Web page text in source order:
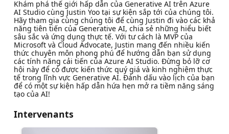
Khám phá thế giới hấp dẫn của Generative AI trên Azure
AI Studio cùng Justin Yoo tại sự kiện sắp tới của chúng tôi.
Hãy tham gia cùng chúng tôi để cùng Justin đi vào các khả
năng tiên tiến của Generative AI, chia sẻ những hiểu biết
sâu sắc và ứng dụng thực tế. Với tư cách là MVP của
Microsoft và Cloud Advocate, Justin mang đến nhiều kiến
thức chuyên môn phong phú để hướng dẫn bạn sử dụng
các tính năng cải tiến của Azure AI Studio. Đừng bỏ lỡ cơ
hội này để có được kiến thức quý giá và kinh nghiệm thực
tế trong lĩnh vực Generative AI. Đánh dấu vào lịch của bạn
để có một sự kiện hấp dẫn hứa hẹn mở ra tiềm năng sáng
tạo của AI!
Intervenants